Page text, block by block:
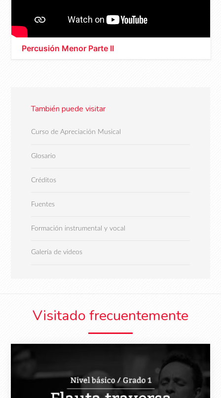
Percusión Menor Parte II
También puede visitar
Curso de Apreciación Musical
Glosario
Créditos
Fuentes
Formación instrumental y vocal
Galería de videos
Visitado frecuentemente